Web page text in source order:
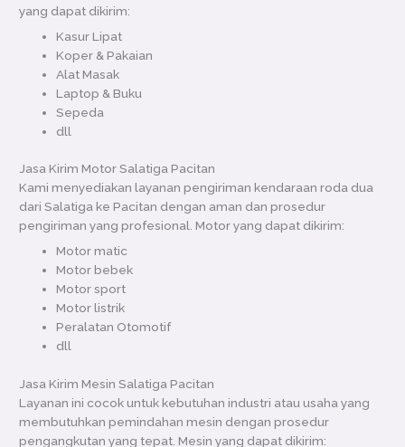
yang dapat dikirim:
Kasur Lipat
Koper & Pakaian
Alat Masak
Laptop & Buku
Sepeda
dll
Jasa Kirim Motor Salatiga Pacitan
Kami menyediakan layanan pengiriman kendaraan roda dua
dari Salatiga ke Pacitan dengan aman dan prosedur
pengiriman yang profesional. Motor yang dapat dikirim:
Motor matic
Motor bebek
Motor sport
Motor listrik
Peralatan Otomotif
dll
Jasa Kirim Mesin Salatiga Pacitan
Layanan ini cocok untuk kebutuhan industri atau usaha yang
membutuhkan pemindahan mesin dengan prosedur
pengangkutan yang tepat. Mesin yang dapat dikirim: